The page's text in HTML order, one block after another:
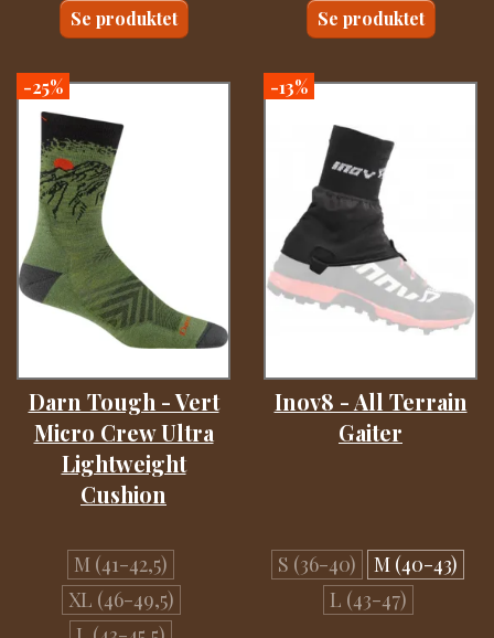
Se produktet Se produktet
-25%
Darn Tough - Vert
Micro Crew Ultra
Lightweight
Cushion
M (41-42,5)
XL (46-49,5)
-13%
Inov8 - All Terrain
Gaiter
S (36-40)
M (40-43)
L (43-47)